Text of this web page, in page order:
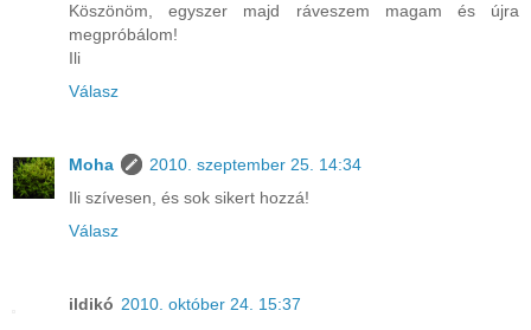
Köszönöm, egyszer majd ráveszem magam és újra
megpróbálom!
Ili
Válasz
Moha
2010. szeptember 25. 14:34
Ili szívesen, és sok sikert hozzá!
Válasz
ildikó 2010. október 24. 15:37